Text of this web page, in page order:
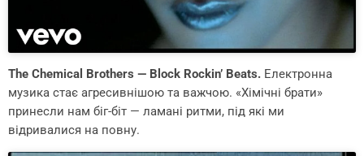
The Chemical Brothers — Block Rockin’ Beats. Електронна
музика стає агресивнішою та важчою. «Хімічні брати»
принесли нам біг-біт — ламані ритми, під які ми
відривалися на повну.